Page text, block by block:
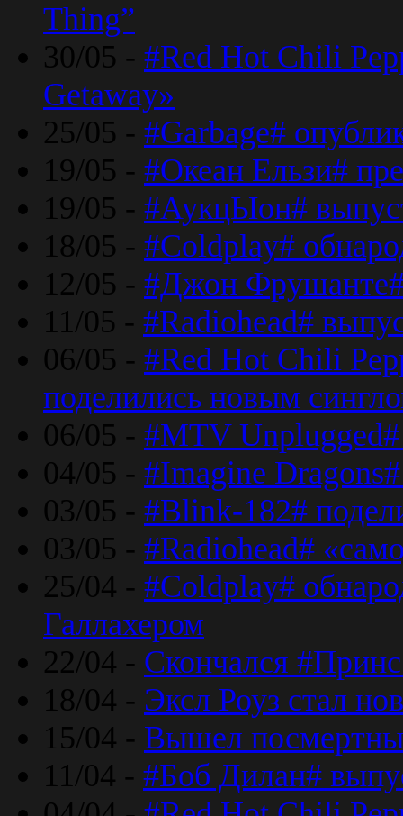
Thing”
30/05 - #Red Hot Chili
Getaway»
25/05 - #Garbage#
19/05 - #Океан Ельзи#
19/05 - #АукцЫон#
18/05 - #Coldplay#
12/05 - #Джон
11/05 - #Radiohead#
06/05 - #Red Hot Chili
поделились новым
06/05 - #MTV Unplugged#
04/05 - #Imagine
03/05 - #Blink-182#
03/05 - #Radiohead#
25/04 - #Coldplay#
Галлахером
22/04 - Скончался
18/04 - Эксл Роуз стал
15/04 - Вышел
11/04 - #Боб Дилан#